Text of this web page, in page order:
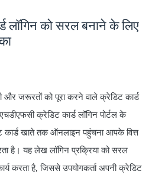
लॉगिन को सरल बनाने के लिए
और जरूरतों को पूरा करने वाले क्रेडिट कार्ड
क्रेडिट कार्ड लॉगिन पोर्टल के
खाते तक ऑनलाइन पहुंचना आपके वित्त
है। यह लेख लॉगिन प्रक्रिया को सरल
करता है, जिससे उपयोगकर्ता अपनी क्रेडिट